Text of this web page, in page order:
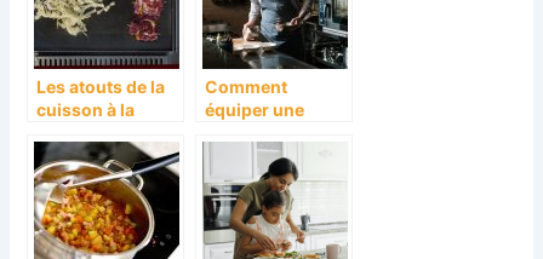
Les atouts de la
cuisson à la
Comment
équiper une
restaurant?